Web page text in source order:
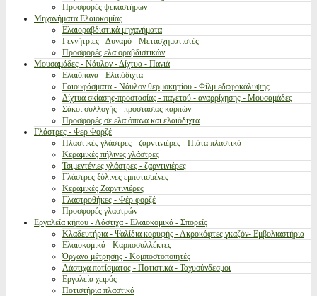
Προσφορές ψεκαστήρων
Μηχανήματα Ελαιοκομίας
Ελαιοραβδιστικά μηχανήματα
Γεννήτριες - Δυναμό - Μετασχηματιστές
Προσφορές ελαιοραβδιστικών
Μουσαμάδες - Νάυλον - Δίχτυα - Πανιά
Ελαιόπανα - Ελαιόδιχτα
Γαιουφάσματα - Νάυλον θερμοκηπίου - Φίλμ εδαφοκάλυψης
Δίχτυα σκίασης-προστασίας - παγετού - αναρρίχησης - Μουσαμάδες
Σάκοι συλλογής - προστασίας καρπών
Προσφορές σε ελαιόπανα και ελαιόδιχτα
Γλάστρες - Φερ Φορζέ
Πλαστικές γλάστρες - ζαρντινιέρες - Πιάτα πλαστικά
Κεραμικές πήλινες γλάστρες
Τσιμεντένιες γλάστρες - ζαρντινιέρες
Γλάστρες ξύλινες εμποτισμένες
Κεραμικές Ζαρντινιέρες
Γλαστροθήκες - Φέρ φορζέ
Προσφορές γλαστρών
Εργαλεία κήπου - Λάστιχα - Ελαιοκομικά - Σπορείς
Κλαδευτήρια - Ψαλίδια κορυφής - Ακροκόφτες γκαζόν- Εμβολιαστήρια
Ελαιοκομικά - Καρποσυλλέκτες
Όργανα μέτρησης - Κομποστοποιητές
Λάστιχα ποτίσματος - Ποτιστικά - Ταχυσύνδεσμοι
Εργαλεία χειρός
Ποτιστήρια πλαστικά